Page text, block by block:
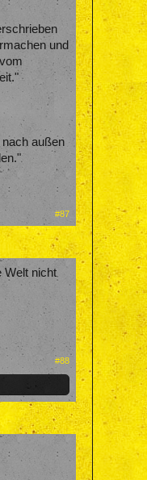
und
außen
#87
Welt nicht
#88